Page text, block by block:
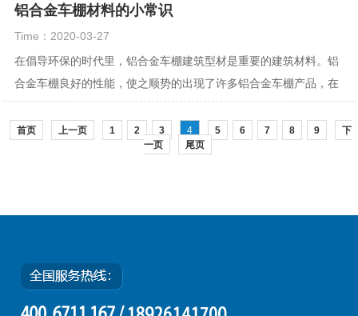
铝合金车棚材料的小常识
Time：2020-03-27
在倡导环保的时代里，铝合金车棚建筑型材是重要的建筑材料。铝
合金车棚良好的性能，使之顺势的出现了许多铝合金车棚产品，在
我们使用铝合金车棚车棚的时候，又有多少人真正...
首页 上一页 1 2 3 4 5 6 7 8 9
下
一页
尾页